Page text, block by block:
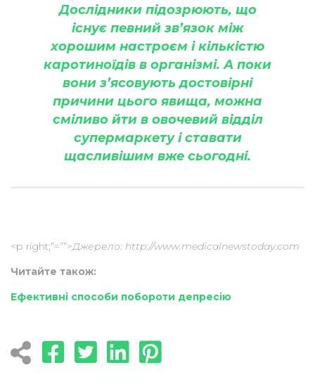
Дослідники підозрюють, що
існує певний зв’язок між
хорошим настроєм і кількістю
каротиноїдів в організмі. А поки
вони з’ясовують достовірні
причини цього явища, можна
сміливо йти в овочевий відділ
супермаркету і ставати
щасливішим вже сьогодні.
<p right;”=””>Джерело: http://www.medicalnewstoday.com
Читайте також:
Ефективні способи побороти депресію